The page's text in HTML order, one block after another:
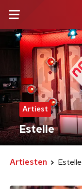
Artiest
Estelle
Artiesten Estelle